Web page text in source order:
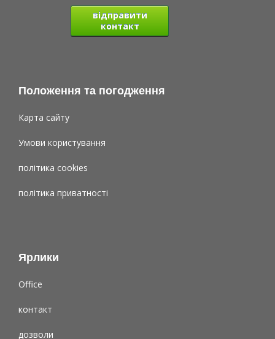
відправити
контакт
Положення та погодження
Карта сайту
Умови користування
політика cookies
політика приватності
Ярлики
Office
контакт
дозволи